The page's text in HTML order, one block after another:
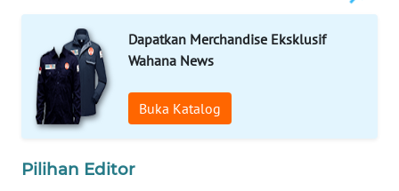
Dapatkan Merchandise Eksklusif
Wahana News
Buka Katalog
Pilihan Editor
NEWS
WAHANA
TANI
ADVOKAT